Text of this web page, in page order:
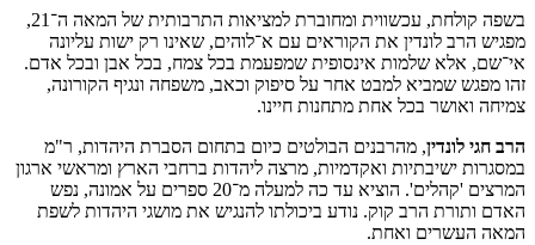
בשפה קולחת, עכשווית ומחוברת למציאות התרבותית של המאה ה־21,
מפגיש הרב לונדין את הקוראים עם א־לוהים, שאינו רק ישות עליונה
אי־שם, אלא שלמות אינסופית שמפעמת בכל צמח, בכל אבן ובכל אדם.
זהו מפגש שמביא למבט אחר על סיפוק וכאב, משפחה ונגיף הקורונה,
צמיחה ואושר בכל אחת מתחנות חיינו.
הרב חגי לונדין, מהרבנים הבולטים כיום בתחום הסברת היהדות, ר"מ
במסגרות ישיבתיות ואקדמיות, מרצה ליהדות ברחבי הארץ ומראשי ארגון
המרצים 'קהלים'. הוציא עד כה למעלה מ־20 ספרים על אמונה, נפש
האדם ותורת הרב קוק. נודע ביכולתו להנגיש את מושגי היהדות לשפת
המאה העשרים ואחת.